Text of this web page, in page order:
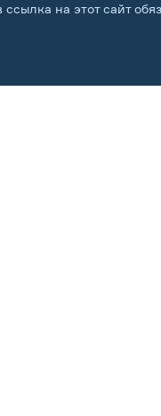
на этот сайт